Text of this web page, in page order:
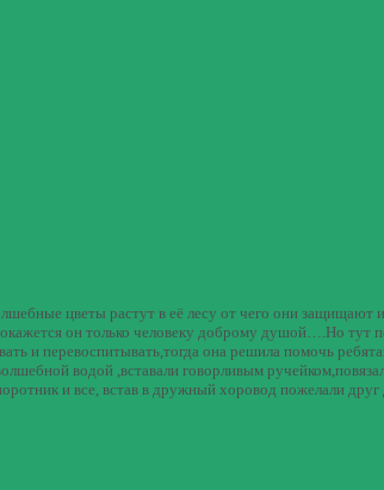
цветы растут в её лесу от чего они защищают
он только человеку доброму душой….Но тут
и перевоспитывать,тогда она решила помочь
водой ,вставали говорливым
и все, встав в дружный хоровод пожелали друг